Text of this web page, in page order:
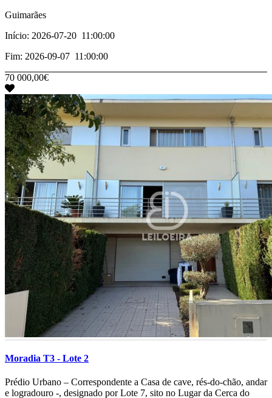
Guimarães
Início: 2026-07-20 11:00:00
Fim: 2026-09-07 11:00:00
70 000,00€
Moradia T3 - Lote 2
­­­­­­­Prédio Urbano – Correspondente a Casa de cave, rés-do-chão, andar
e logradouro -, designado por Lote 7, sito no Lugar da Cerca do